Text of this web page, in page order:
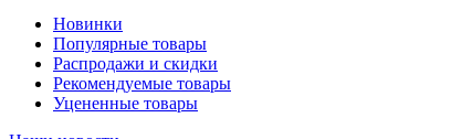
Новинки
Популярные товары
Распродажи и скидки
Рекомендуемые товары
Уцененные товары